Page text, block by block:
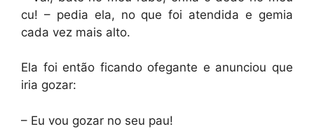
cu! – pedia ela, no que foi atendida e gemia
cada vez mais alto.
Ela foi então ficando ofegante e anunciou que
iria gozar:
– Eu vou gozar no seu pau!